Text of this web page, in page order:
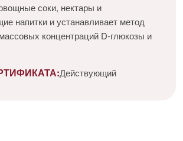
соки, нектары и
напитки и устанавливает метод
концентраций D-глюкозы и
Действующий